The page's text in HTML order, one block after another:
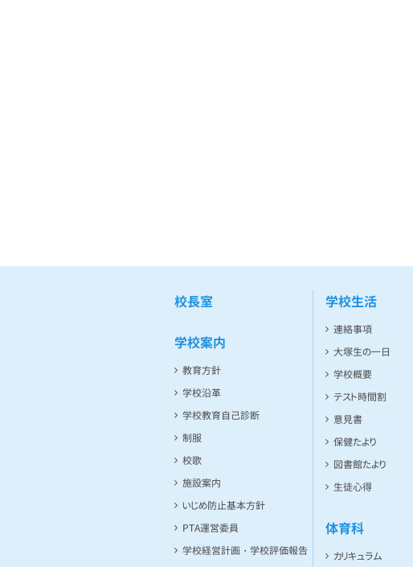
校長室
学校案内
教育方針
学校沿革
学校教育自己診断
制服
校歌
施設案内
いじめ防止基本方針
PTA運営委員
学校経営計画・学校評価報告
学校生活
連絡事項
大塚生の一日
学校概要
テスト時間割
意見書
保健たより
図書館たより
生徒心得
体育科
カリキュラム